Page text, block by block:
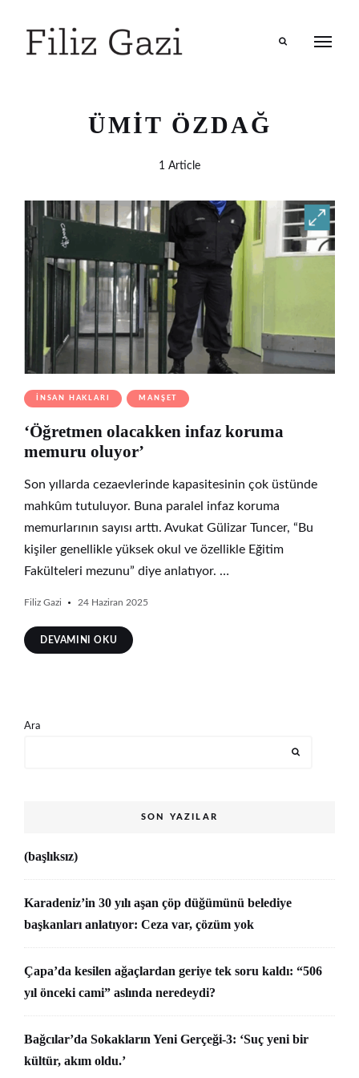
ÜMIT ÖZDAĞ
1 Article
İNSAN HAKLARI MANŞET
‘Öğretmen olacakken infaz koruma
memuru oluyor’
Son yıllarda cezaevlerinde kapasitesinin çok üstünde
mahkûm tutuluyor. Buna paralel infaz koruma
memurlarının sayısı arttı. Avukat Gülizar Tuncer, “Bu
kişiler genellikle yüksek okul ve özellikle Eğitim
Fakülteleri mezunu” diye anlatıyor. …
Filiz Gazi 24 Haziran 2025
DEVAMINI OKU
Ara
SON YAZILAR
(başlıksız)
Karadeniz’in 30 yılı aşan çöp düğümünü belediye
başkanları anlatıyor: Ceza var, çözüm yok
Çapa’da kesilen ağaçlardan geriye tek soru kaldı: “506
yıl önceki cami” aslında neredeydi?
Bağcılar’da Sokakların Yeni Gerçeği-3: ‘Suç yeni bir
kültür, akım oldu.’